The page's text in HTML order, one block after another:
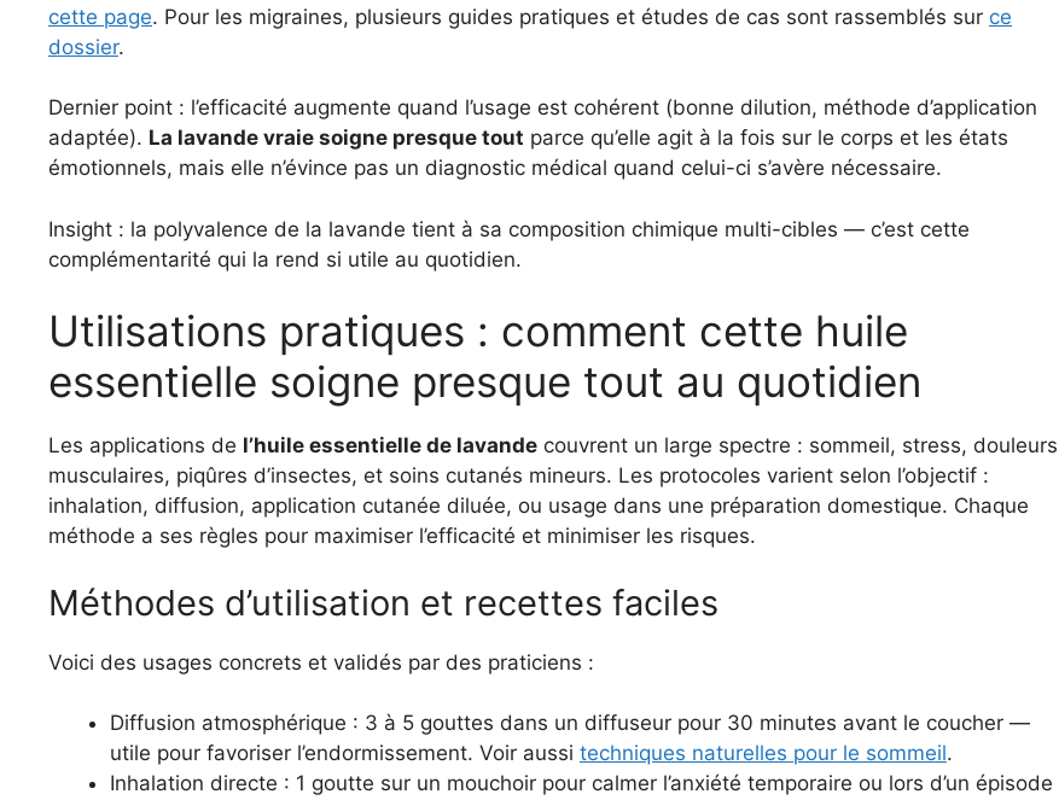
cette page. Pour les migraines, plusieurs guides pratiques et études de cas sont rassemblés sur ce
dossier.
Dernier point : l’efficacité augmente quand l’usage est cohérent (bonne dilution, méthode d’application
adaptée). La lavande vraie soigne presque tout parce qu’elle agit à la fois sur le corps et les états
émotionnels, mais elle n’évince pas un diagnostic médical quand celui-ci s’avère nécessaire.
Insight : la polyvalence de la lavande tient à sa composition chimique multi-cibles — c’est cette
complémentarité qui la rend si utile au quotidien.
Utilisations pratiques : comment cette huile
essentielle soigne presque tout au quotidien
Les applications de l’huile essentielle de lavande couvrent un large spectre : sommeil, stress, douleurs
musculaires, piqûres d’insectes, et soins cutanés mineurs. Les protocoles varient selon l’objectif :
inhalation, diffusion, application cutanée diluée, ou usage dans une préparation domestique. Chaque
méthode a ses règles pour maximiser l’efficacité et minimiser les risques.
Méthodes d’utilisation et recettes faciles
Voici des usages concrets et validés par des praticiens :
Diffusion atmosphérique : 3 à 5 gouttes dans un diffuseur pour 30 minutes avant le coucher —
utile pour favoriser l’endormissement. Voir aussi techniques naturelles pour le sommeil.
Inhalation directe : 1 goutte sur un mouchoir pour calmer l’anxiété temporaire ou lors d’un épisode